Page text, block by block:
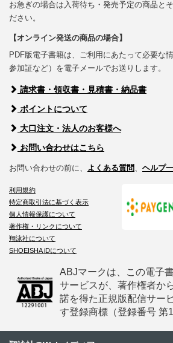
お急ぎの場合は入荷待ち・発売予定の商品と
ださい。
【オンライン発送の商品の場合】
PDF版電子書籍は、ご利用にあたって必要な
参加証など）を電子メールでお送りします。
請求書・領収書・見積書・納品書
ポイントについて
大口注文・法人のお客様へ
お問い合わせはこちら
お問い合わせの前に、 よくある質問、 ヘルプ
利用規約
特定商取引法に基づく表示
個人情報保護について
著作権・リンクについて
翔泳社について
SHOEISHA iDについて
ABJマークは、この電子
サービスが、著作権者か
諾を得た正規版配信サー
す登録商標（登録番号 第